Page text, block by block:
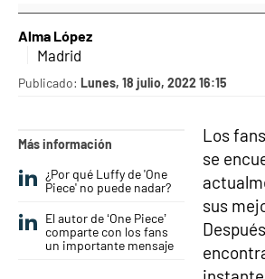
Alma López
Madrid
Publicado: Lunes, 18 julio, 2022 16:15
Más información
¿Por qué Luffy de 'One
Piece' no puede nadar?
El autor de ‘One Piece’
comparte con los fans
un importante mensaje
Los fans
se
sus